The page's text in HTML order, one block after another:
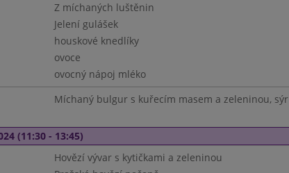
Z míchaných luštěnin
Jelení gulášek
houskové knedlíky
ovoce
ovocný nápoj mléko
Míchaný bulgur s kuřecím masem a zeleninou, sýr
(11:30 - 13:45)
Hovězí vývar s kytičkami a zeleninou